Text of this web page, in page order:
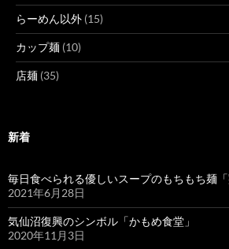
らーめん以外 (15)
カップ麺 (10)
店麺 (35)
新着
毎日食べられる優しいスープのもちもち麺「
2021年6月28日
気仙沼復興のシンボル「かもめ食堂」
2020年11月3日